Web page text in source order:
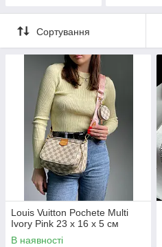
Сортування
Louis Vuitton Pochete Multi
Ivory Pink 23 х 16 х 5 см
В наявності